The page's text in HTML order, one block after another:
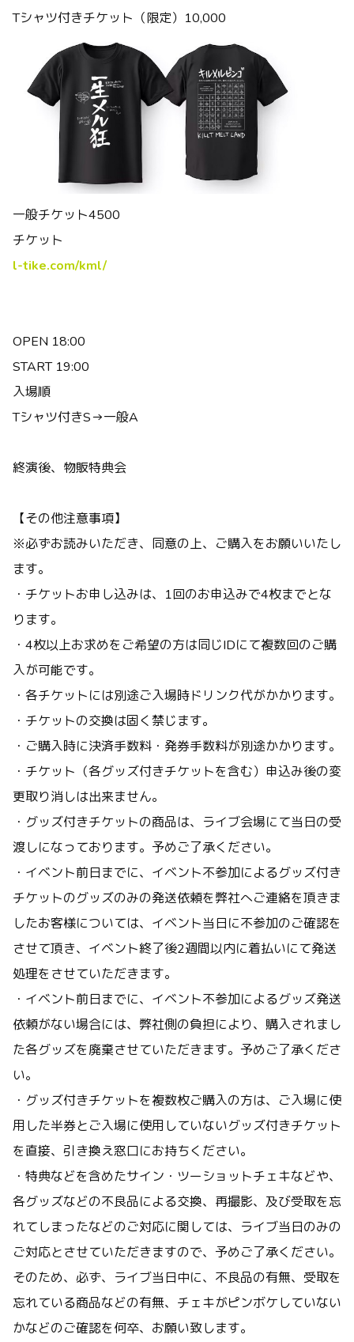
Tシャツ付きチケット（限定）10,000
一般チケット4500
チケット
l-tike.com/kml/
OPEN 18:00
START 19:00
入場順
Tシャツ付きS→一般A
終演後、物販特典会
【その他注意事項】
※必ずお読みいただき、同意の上、ご購入をお願いいたし
ます。
・チケットお申し込みは、1回のお申込みで4枚までとな
ります。
・4枚以上お求めをご希望の方は同じIDにて複数回のご購
入が可能です。
・各チケットには別途ご入場時ドリンク代がかかります。
・チケットの交換は固く禁じます。
・ご購入時に決済手数料・発券手数料が別途かかります。
・チケット（各グッズ付きチケットを含む）申込み後の変
更取り消しは出来ません。
・グッズ付きチケットの商品は、ライブ会場にて当日の受
渡しになっております。予めご了承ください。
・イベント前日までに、イベント不参加によるグッズ付き
チケットのグッズのみの発送依頼を弊社へご連絡を頂きま
したお客様については、イベント当日に不参加のご確認を
させて頂き、イベント終了後2週間以内に着払いにて発送
処理をさせていただきます。
・イベント前日までに、イベント不参加によるグッズ発送
依頼がない場合には、弊社側の負担により、購入されまし
た各グッズを廃棄させていただきます。予めご了承くださ
い。
・グッズ付きチケットを複数枚ご購入の方は、ご入場に使
用した半券とご入場に使用していないグッズ付きチケット
を直接、引き換え窓口にお持ちください。
・特典などを含めたサイン・ツーショットチェキなどや、
各グッズなどの不良品による交換、再撮影、及び受取を忘
れてしまったなどのご対応に関しては、ライブ当日のみの
ご対応とさせていただきますので、予めご了承ください。
そのため、必ず、ライブ当日中に、不良品の有無、受取を
忘れている商品などの有無、チェキがピンボケしていない
かなどのご確認を何卒、お願い致します。